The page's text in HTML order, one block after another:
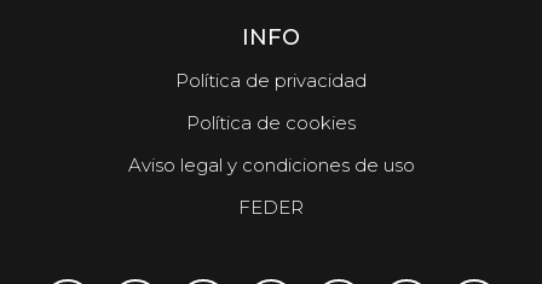
INFO
Política de privacidad
Política de cookies
Aviso legal y condiciones de uso
FEDER